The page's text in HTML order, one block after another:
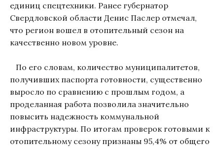
единиц спецтехники. Ранее губернатор
Свердловской области Денис Паслер отмечал,
что регион вошел в отопительный сезон на
качественно новом уровне.
По его словам, количество муниципалитетов,
получивших паспорта готовности, существенно
выросло по сравнению с прошлым годом, а
проделанная работа позволила значительно
повысить надежность коммунальной
инфраструктуры. По итогам проверок готовыми к
отопительному сезону признаны 95,4% от общего